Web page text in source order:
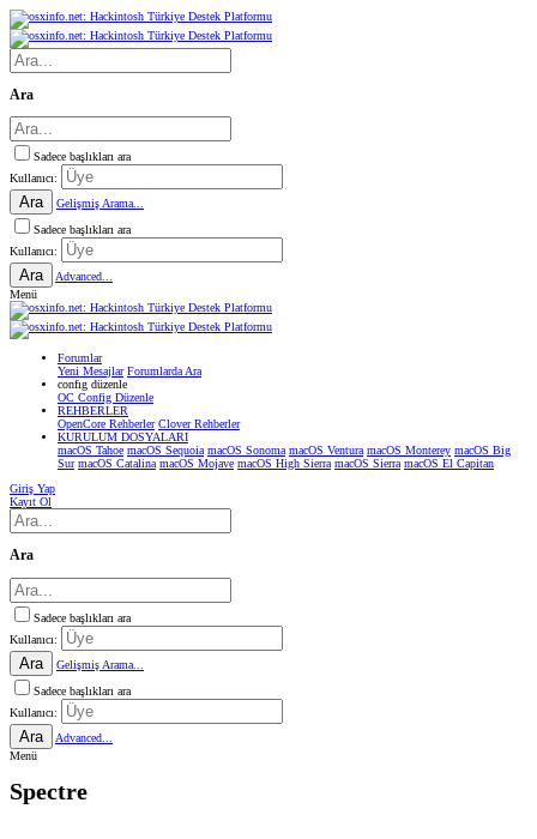
Ara
Sadece başlıkları ara
Kullanıcı:
Ara
Gelişmiş Arama...
Sadece başlıkları ara
Kullanıcı:
Ara
Advanced...
Menü
Forumlar
Yeni Mesajlar Forumlarda Ara
confıg düzenle
OC Config Düzenle
REHBERLER
OpenCore Rehberler Clover Rehberler
KURULUM DOSYALARI
macOS Tahoe macOS Sequoia macOS Sonoma macOS Ventura macOS Monterey macOS Big
Sur macOS Catalina macOS Mojave macOS High Sierra macOS Sierra macOS El Capitan
Giriş Yap
Kayıt Ol
Ara
Sadece başlıkları ara
Kullanıcı:
Ara
Gelişmiş Arama...
Sadece başlıkları ara
Kullanıcı:
Ara
Advanced...
Menü
Spectre